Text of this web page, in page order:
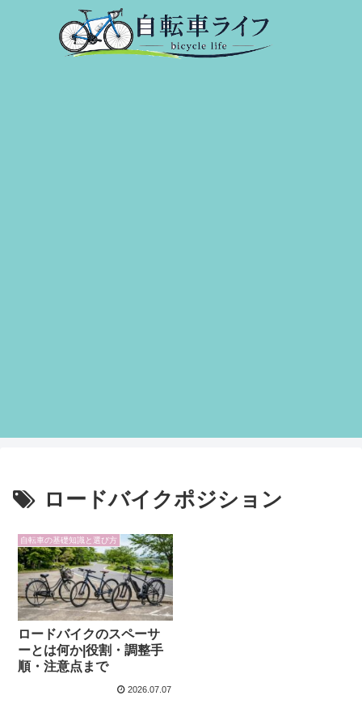
ロードバイクポジション
自転車の基礎知識と選び方
ロードバイクのスペーサ
ーとは何か|役割・調整手
順・注意点まで
2026.07.07